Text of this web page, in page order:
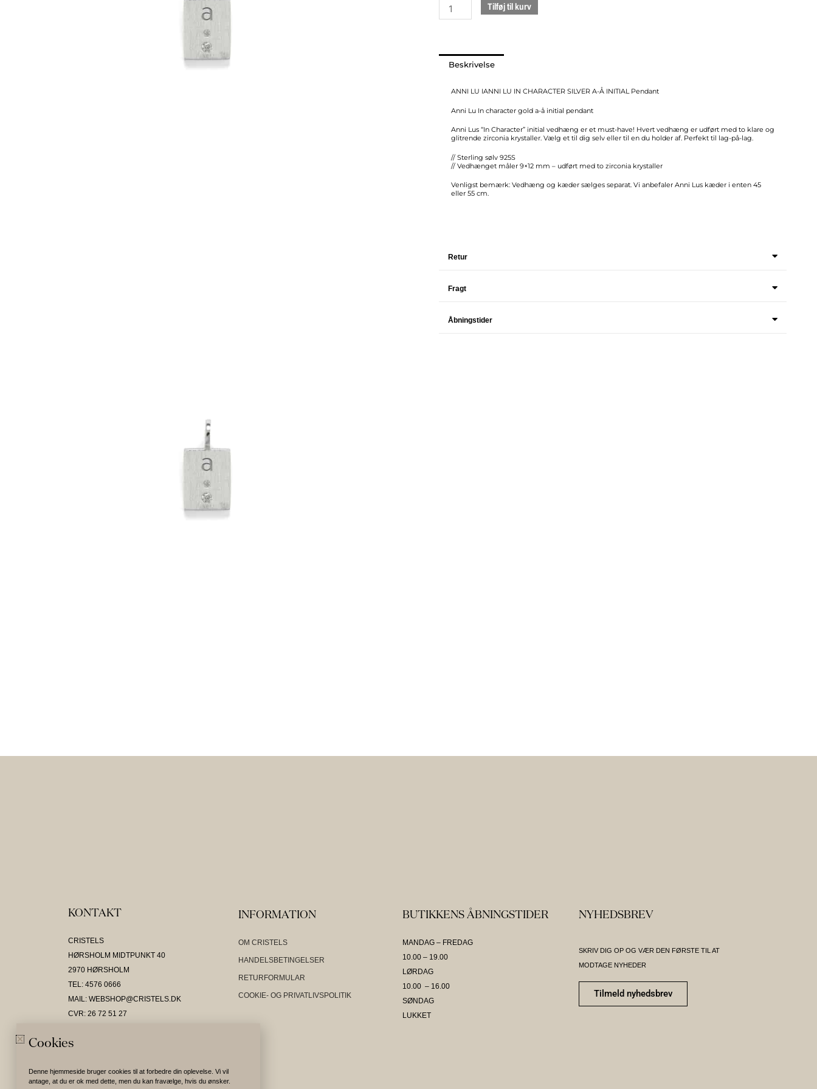
Pendant
Tilføj til kurv
Beskrivelse
ANNI LU IANNI LU IN CHARACTER SILVER A-Å INITIAL Pendant
Anni Lu In character gold a-å initial pendant
Anni Lus “In Character” initial vedhæng er et must-have! Hvert vedhæng er udført med to klare og
glitrende zirconia krystaller. Vælg et til dig selv eller til en du holder af. Perfekt til lag-på-lag.
// Sterling sølv 925S
// Vedhænget måler 9×12 mm – udført med to zirconia krystaller
Venligst bemærk: Vedhæng og kæder sælges separat. Vi anbefaler Anni Lus kæder i enten 45
eller 55 cm.
Retur
Fragt
Åbningstider
KONTAKT
CRISTELS
HØRSHOLM MIDTPUNKT 40
2970 HØRSHOLM
TEL: 4576 0666
MAIL: WEBSHOP@CRISTELS.DK
CVR: 26 72 51 27
INFORMATION
OM CRISTELS
HANDELSBETINGELSER
RETURFORMULAR
COOKIE- OG PRIVATLIVSPOLITIK
BUTIKKENS ÅBNINGSTIDER
MANDAG – FREDAG
10.00 – 19.00
LØRDAG
10.00 – 16.00
SØNDAG
LUKKET
NYHEDSBREV
SKRIV DIG OP OG VÆR DEN FØRSTE TIL AT
MODTAGE NYHEDER
Tilmeld nyhedsbrev
Cookies
Denne hjemmeside bruger cookies til at forbedre din oplevelse. Vi vil
antage, at du er ok med dette, men du kan fravælge, hvis du ønsker.